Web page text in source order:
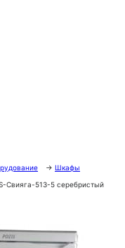
→ Шкафы
Свияга-513-5 серебристый